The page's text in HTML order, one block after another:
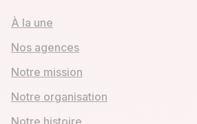
À la une
Nos agences
Notre mission
Notre organisation
Notre histoire